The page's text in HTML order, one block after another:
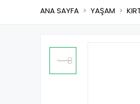
ANA SAYFA YAŞAM